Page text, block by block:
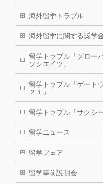
海外留学トラブル
海外留学に関する奨学
留学トラブル「グロー
ソシエイツ」
留学トラブル「ゲート
２１」
留学トラブル「サクシー
留学ニュース
留学フェア
留学事前説明会